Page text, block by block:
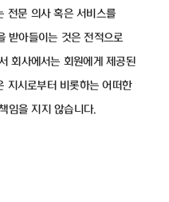
전문 의사 혹은 서비스를
받아들이는 것은 전적으로
회사에서는 회원에게 제공된
지시로부터 비롯하는 어떠한
임을 지지 않습니다.